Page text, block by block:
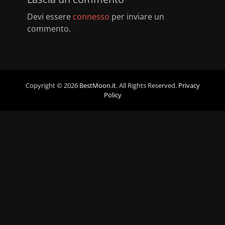
Devi essere connesso per inviare un
commento.
Copyright © 2026 BestMoon.it. All Rights Reserved. Privacy
Policy